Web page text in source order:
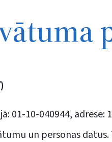
01-10-040944,
un personas